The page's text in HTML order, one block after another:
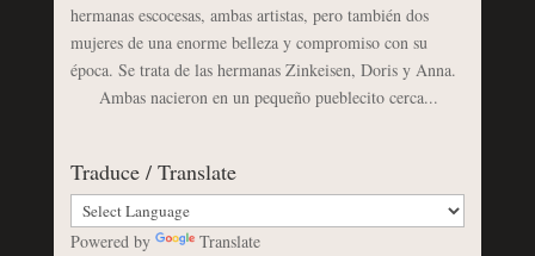
hermanas escocesas, ambas artistas, pero también dos
mujeres de una enorme belleza y compromiso con su
época. Se trata de las hermanas Zinkeisen, Doris y Anna.
Ambas nacieron en un pequeño pueblecito cerca...
Traduce / Translate
Powered by Translate